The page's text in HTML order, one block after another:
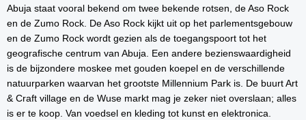
Abuja staat vooral bekend om twee bekende rotsen, de Aso Rock
en de Zumo Rock. De Aso Rock kijkt uit op het parlementsgebouw
en de Zumo Rock wordt gezien als de toegangspoort tot het
geografische centrum van Abuja. Een andere bezienswaardigheid
is de bijzondere moskee met gouden koepel en de verschillende
natuurparken waarvan het grootste Millennium Park is. De buurt Art
& Craft village en de Wuse markt mag je zeker niet overslaan; alles
is er te koop. Van voedsel en kleding tot kunst en elektronica.